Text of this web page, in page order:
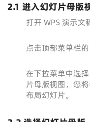
2.1 进入幻灯片母版
打开 WPS 演示文
点击顶部菜单栏的
在下拉菜单中选择
片母版视图，您
布局幻灯片。